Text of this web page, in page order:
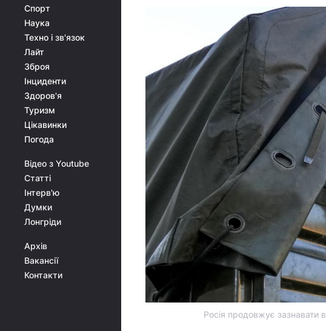
Спорт
Наука
Техно і зв'язок
Лайт
Зброя
Інциденти
Здоров'я
Туризм
Цікавинки
Погода
Відео з Youtube
Статті
Інтерв'ю
Думки
Лонгріди
Архів
Вакансії
Контакти
Росія продовжує зазнавати